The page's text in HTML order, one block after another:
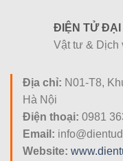
Chiếc điều khiển điều
Điện tử Đại Phong sở
Trang bị đầy đủ
ĐIỆN TỬ ĐẠI
Vật tư & Dịch
Địa chỉ: N01-T8,
Hà Nội
Điện thoại: 0981
Email:
Website: